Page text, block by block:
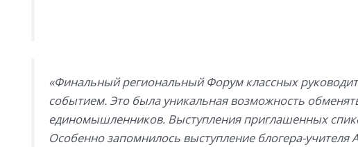
«Финальный региональный Форум классных
событием. Это была уникальная возможность
единомышленников. Выступления приглашенных
Особенно запомнилось выступление блогера-